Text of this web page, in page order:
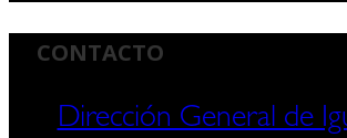
CONTACTO
Dirección General de